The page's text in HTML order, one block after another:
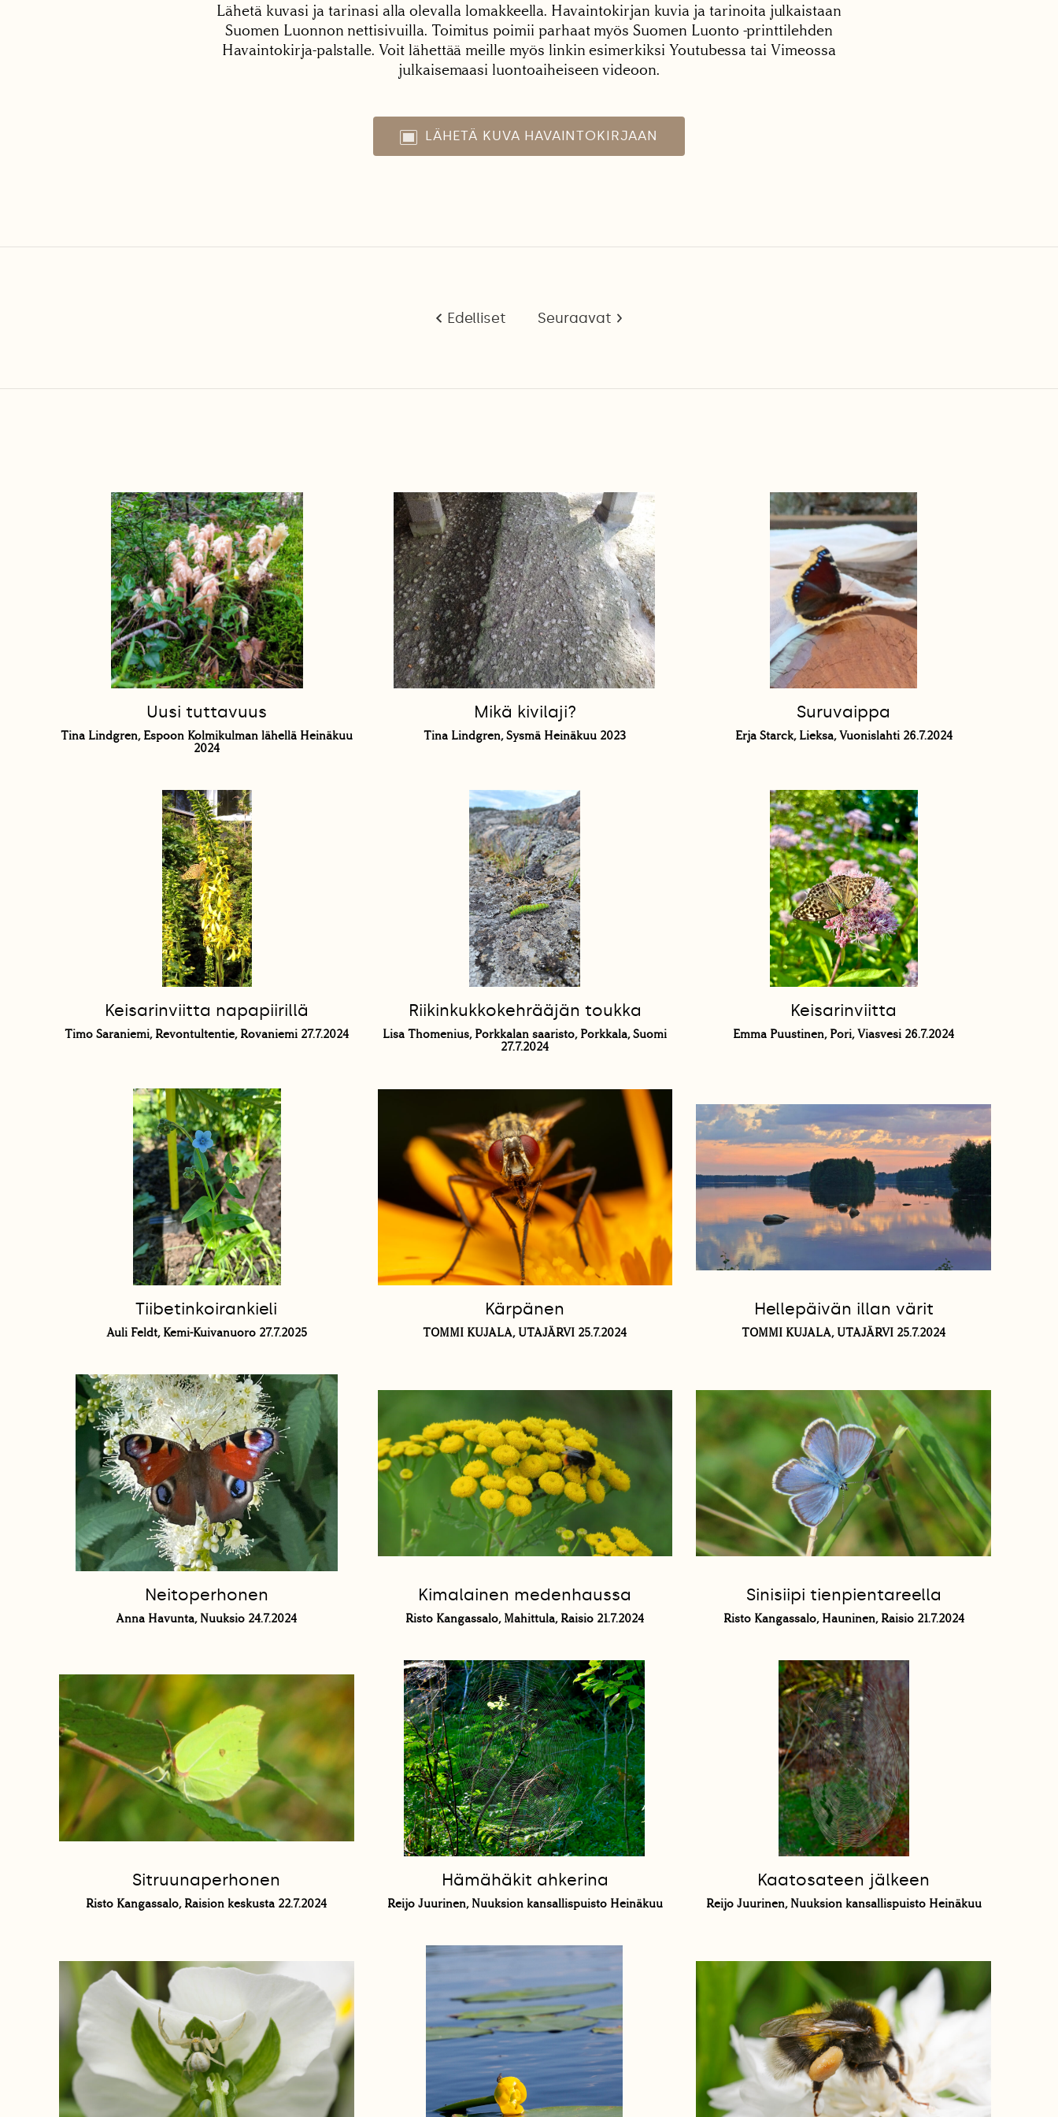
Lähetä kuvasi ja tarinasi alla olevalla lomakkeella. Havaintokirjan kuvia ja tarinoita julkaistaan
Suomen Luonnon nettisivuilla. Toimitus poimii parhaat myös Suomen Luonto -printtilehden
Havaintokirja-palstalle. Voit lähettää meille myös linkin esimerkiksi Youtubessa tai Vimeossa
julkaisemaasi luontoaiheiseen videoon.
LÄHETÄ KUVA HAVAINTOKIRJAAN
Edelliset Seuraavat
Uusi tuttavuus
Tina Lindgren, Espoon Kolmikulman lähellä Heinäkuu
2024
Mikä kivilaji?
Tina Lindgren, Sysmä Heinäkuu 2023
Suruvaippa
Erja Starck, Lieksa, Vuonislahti 26.7.2024
Keisarinviitta napapiirillä
Timo Saraniemi, Revontultentie, Rovaniemi 27.7.2024
Riikinkukkokehrääjän toukka
Lisa Thomenius, Porkkalan saaristo, Porkkala, Suomi
27.7.2024
Keisarinviitta
Emma Puustinen, Pori, Viasvesi 26.7.2024
Tiibetinkoirankieli
Auli Feldt, Kemi-Kuivanuoro 27.7.2025
Kärpänen
TOMMI KUJALA, UTAJÄRVI 25.7.2024
Hellepäivän illan värit
TOMMI KUJALA, UTAJÄRVI 25.7.2024
Neitoperhonen
Anna Havunta, Nuuksio 24.7.2024
Kimalainen medenhaussa
Risto Kangassalo, Mahittula, Raisio 21.7.2024
Sinisiipi tienpientareella
Risto Kangassalo, Hauninen, Raisio 21.7.2024
Sitruunaperhonen
Risto Kangassalo, Raision keskusta 22.7.2024
Hämähäkit ahkerina
Reijo Juurinen, Nuuksion kansallispuisto Heinäkuu
Kaatosateen jälkeen
Reijo Juurinen, Nuuksion kansallispuisto Heinäkuu